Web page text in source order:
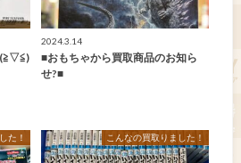
(≧▽≦)
2024.3.14
■おもちゃから買取商品のお知ら
せ?■
た！ こんなの買取りました！